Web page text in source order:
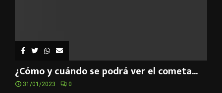
¿Cómo y cuándo se podrá ver el cometa...
31/01/2023 0